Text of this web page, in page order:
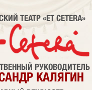
ТЕАТР «ET CETERA»
РУКОВОДИТЕЛЬ
КАЛЯГИН